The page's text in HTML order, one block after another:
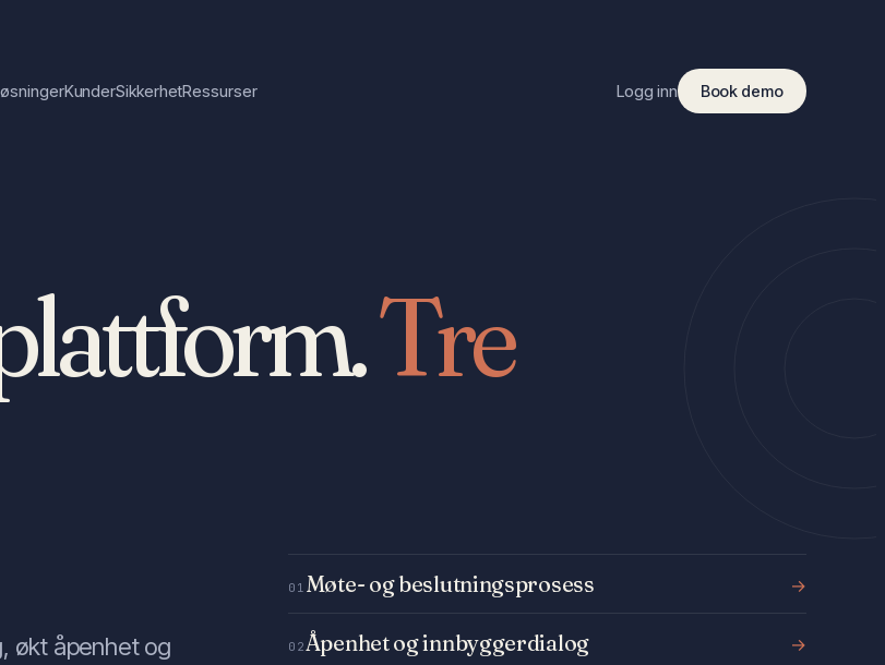
KunderSikkerhetRessurser Logg inn Book demo
Tre
økt åpenhet og
01 Møte- og beslutningsprosess →
02Åpenhet og innbyggerdialog →